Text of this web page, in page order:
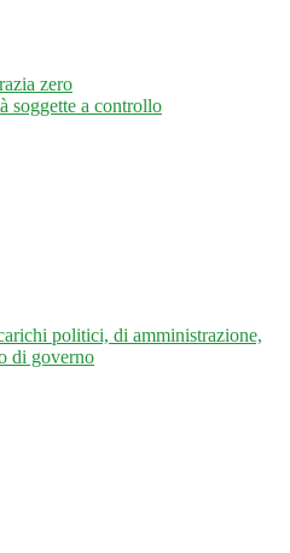
zero
soggette a controllo
politici, di amministrazione,
di governo